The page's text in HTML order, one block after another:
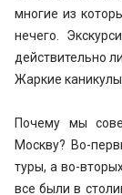
многие из
нечего.
действительно
Жаркие
Почему мы
Москву? Во-
туры, а во-
все были в